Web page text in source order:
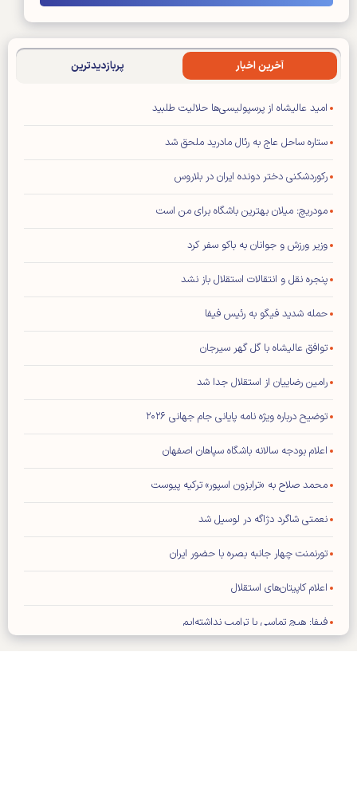
آخرین اخبار پربازدیدترین
امید عالیشاه از پرسپولیسی‌ها حلالیت طلبید
ستاره ساحل عاج به رئال مادرید ملحق شد
رکوردشکنی دختر دونده ایران در بلاروس
مودریچ: میلان بهترین باشگاه برای من است
وزیر ورزش و جوانان به باکو سفر کرد
پنجره نقل و انتقالات استقلال باز نشد
حمله شدید فیگو به رئیس فیفا
توافق عالیشاه با گل گهر سیرجان
رامین رضاییان از استقلال جدا شد
توضیح درباره ویژه نامه پایانی جام جهانی ۲۰۲۶
اعلام بودجه سالانه باشگاه سپاهان اصفهان
محمد صلاح به «ترابزون اسپور» ترکیه پیوست
نعمتی شاگرد دژاگه در لوسیل شد
تورنمنت چهار جانبه بصره با حضور ایران
اعلام کاپیتان‌های استقلال
فیفا: هیچ تماسی با ترامپ نداشته‌ایم